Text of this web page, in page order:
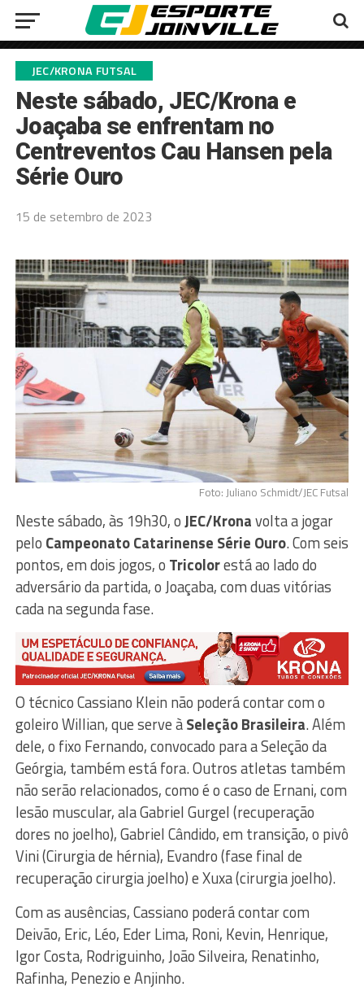
JEC/KRONA FUTSAL
Neste sábado, JEC/Krona e
Joaçaba se enfrentam no
Centreventos Cau Hansen pela
Série Ouro
15 de setembro de 2023
Foto: Juliano Schmidt/JEC Futsal
Neste sábado, às 19h30, oJEC/Kronavolta a jogar
pelo Campeonato Catarinense Série Ouro. Com seis
pontos, em dois jogos, o Tricolorestá ao lado do
adversário da partida, o Joaçaba, com duas vitórias
cada na segunda fase.
O técnico Cassiano Klein não poderá contar com o
goleiro Willian, que serve àSeleção Brasileira. Além
dele, o fixo Fernando, convocado para a Seleção da
Geórgia, também está fora. Outros atletas também
não serão relacionados, como é o caso de Ernani, com
lesão muscular, ala Gabriel Gurgel (recuperação
dores no joelho), Gabriel Cândido, em transição, o pivô
Vini (Cirurgia de hérnia), Evandro (fase final de
recuperação cirurgia joelho) e Xuxa (cirurgia joelho).
Com as ausências, Cassiano poderá contar com
Deivão, Eric, Léo, Eder Lima, Roni, Kevin, Henrique,
Igor Costa, Rodriguinho, João Silveira, Renatinho,
Rafinha, Penezio e Anjinho.